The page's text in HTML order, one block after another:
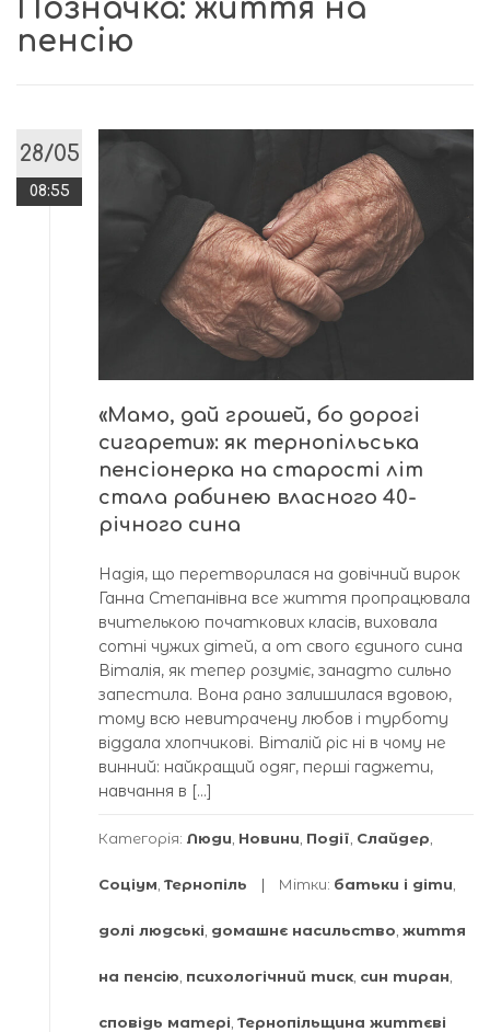
Позначка: життя на
пенсію
28/05
08:55
«Мамо, дай грошей, бо дорогі
сигарети»: як тернопільська
пенсіонерка на старості літ
стала рабинею власного 40-
річного сина
Надія, що перетворилася на довічний вирок
Ганна Степанівна все життя пропрацювала
вчителькою початкових класів, виховала
сотні чужих дітей, а от свого єдиного сина
Віталія, як тепер розуміє, занадто сильно
запестила. Вона рано залишилася вдовою,
тому всю невитрачену любов і турботу
віддала хлопчикові. Віталій ріс ні в чому не
винний: найкращий одяг, перші гаджети,
навчання в […]
Категорія: Люди Новини Події Слайдер
Соціум Тернопіль Мітки: батьки і діти
долі людські домашнє насильство життя
на пенсію психологічний тиск син тиран
сповідь матері Тернопільщина життєві